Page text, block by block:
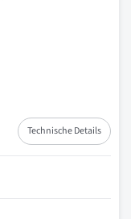
Technische Details